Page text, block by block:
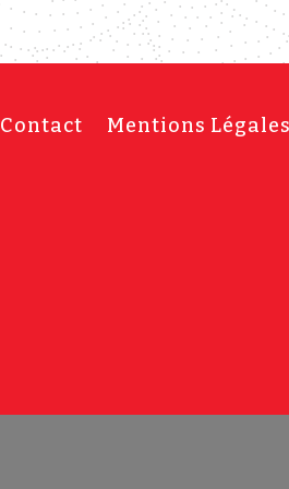
Contact Mentions